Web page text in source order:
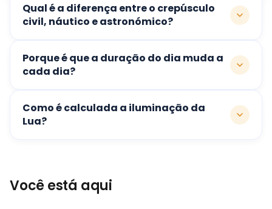
Qual é a diferença entre o crepúsculo
civil, náutico e astronómico?
Porque é que a duração do dia muda a
cada dia?
Como é calculada a iluminação da
Lua?
Você está aqui